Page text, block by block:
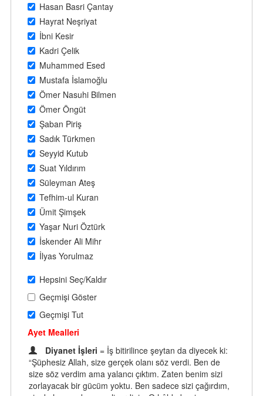
Hasan Basri Çantay
Hayrat Neşriyat
İbni Kesir
Kadri Çelik
Muhammed Esed
Mustafa İslamoğlu
Ömer Nasuhi Bilmen
Ömer Öngüt
Şaban Piriş
Sadık Türkmen
Seyyid Kutub
Suat Yıldırım
Süleyman Ateş
Tefhim-ul Kuran
Ümit Şimşek
Yaşar Nuri Öztürk
İskender Ali Mihr
İlyas Yorulmaz
Hepsini Seç/Kaldır
Geçmişi Göster
Geçmişi Tut
Ayet Mealleri
Diyanet İşleri = İş bitirilince şeytan da diyecek ki:
“Şüphesiz Allah, size gerçek olanı söz verdi. Ben de
size söz verdim ama yalancı çıktım. Zaten benim sizi
zorlayacak bir gücüm yoktu. Ben sadece sizi çağırdım,